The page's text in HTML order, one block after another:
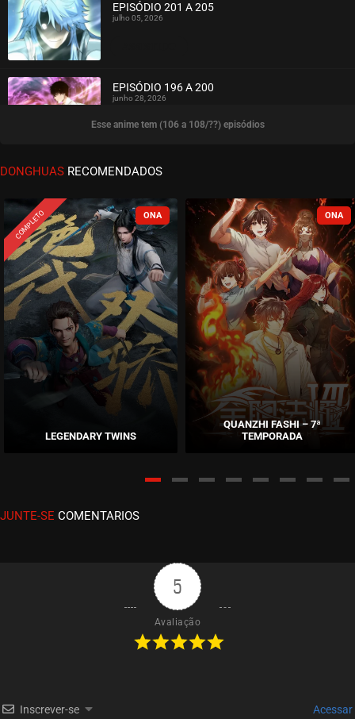
EPISÓDIO 201 A 205
julho 05, 2026
ASSISTIDO
EPISÓDIO 196 A 200
junho 28, 2026
ASSISTIDO
EPISÓDIO 191 A 195
ASSISTIDO
EPISÓDIO 186 A 190
junho 11, 2026
ASSISTIDO
EPISÓDIO 181 A 185
junho 07, 2026
EPISÓDIO 176 A 180
ASSISTIDO
EPISÓDIO 167 A 170
maio 14, 2026
EPISÓDIO 163 A 166
Esse anime tem (106 a 108/??) episódios
DONGHUAS RECOMENDADOS
COMPLETO
LEGENDARY TWINS
QUANZHI FASHI – 7ª
TEMPORADA
JUNTE-SE COMENTARIOS
5
Avaliação
Inscrever-se Acessar